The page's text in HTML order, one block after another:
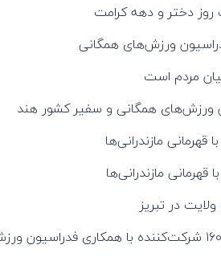
دختر و دهه کرامت
ورزش‌های همگانی
مردم است
ورزش‌های همگانی و سفیر کشور هند
مازندرانی‌ها
مازندرانی‌ها
در تبریز